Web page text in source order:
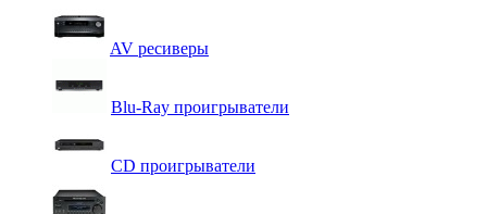
AV ресиверы
Blu-Ray проигрыватели
CD проигрыватели